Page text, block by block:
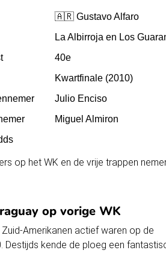
🇦🇷 Gustavo Alfaro
La Albirroja en Los
40e
Kwartfinale (2010)
Julio Enciso
Miguel Almiron
op het WK en de vrije trappen
op vorige WK
Amerikanen actief waren op de
Destijds kende de ploeg een